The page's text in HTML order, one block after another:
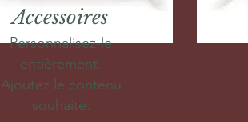
Accessoires
Personnalisez-le
entièrement.
Ajoutez le contenu
souhaité.